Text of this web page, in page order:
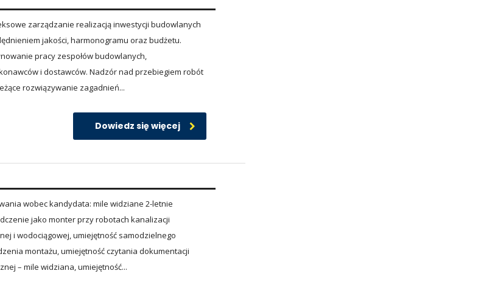
zarządzanie realizacją inwestycji budowlanych
jakości, harmonogramu oraz budżetu.
pracy zespołów budowlanych,
i dostawców. Nadzór nad przebiegiem robót
rozwiązywanie zagadnień...
Dowiedz się więcej
wobec kandydata: mile widziane 2-letnie
jako monter przy robotach kanalizacji
i wodociągowej, umiejętność samodzielnego
montażu, umiejętność czytania dokumentacji
– mile widziana, umiejętność...